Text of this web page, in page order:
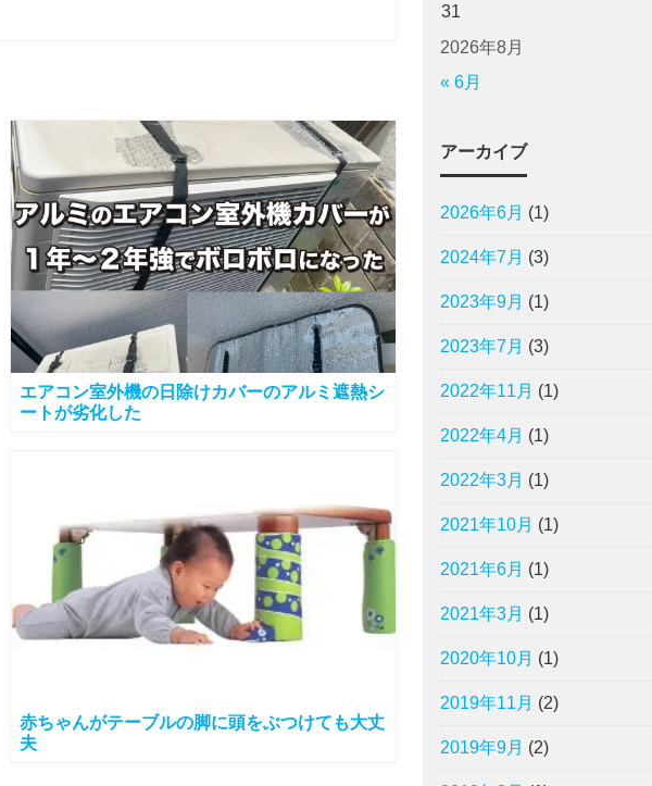
エアコン室外機の日除けカバーのアルミ遮熱シ
ートが劣化した
赤ちゃんがテーブルの脚に頭をぶつけても大丈
夫
2026年8月
31
« 6月
アーカイブ
2026年6月 (1)
2024年7月 (3)
2023年9月 (1)
2023年7月 (3)
2022年11月 (1)
2022年4月 (1)
2022年3月 (1)
2021年10月 (1)
2021年6月 (1)
2021年3月 (1)
2020年10月 (1)
2019年11月 (2)
2019年9月 (2)